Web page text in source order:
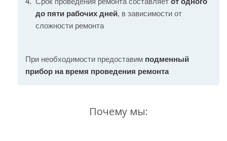
до пяти рабочих дней, в зависимости от
сложности ремонта
При необходимости предоставим подменный
прибор на время проведения ремонта
Почему мы: